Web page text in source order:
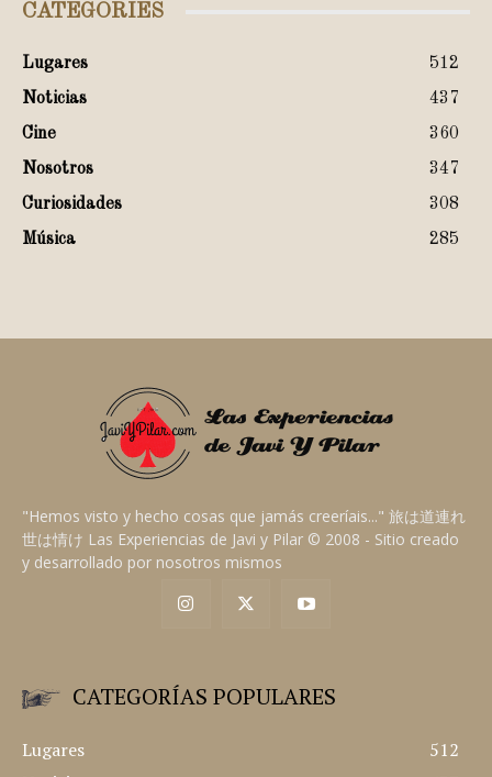
CATEGORIES
Lugares
512
Noticias
437
Cine
360
Nosotros
347
Curiosidades
308
Música
285
"Hemos visto y hecho cosas que jamás creeríais..." 旅は道連れ
世は情け Las Experiencias de Javi y Pilar © 2008 - Sitio creado
y desarrollado por nosotros mismos
CATEGORÍAS POPULARES
Lugares
512